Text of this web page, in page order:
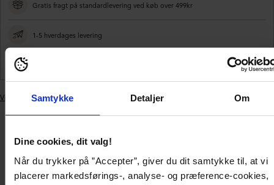
Samtykke Detaljer Om
Dine cookies, dit valg!
Når du trykker på ”Accepter”, giver du dit samtykke til, at vi
placerer markedsførings-, analyse- og præference-cookies,
Gratis fragt på standardlevering ved køb over 499kr
1-5 hverdages levering
Vis lignende produkter
produkt
description
Produktdetaljer